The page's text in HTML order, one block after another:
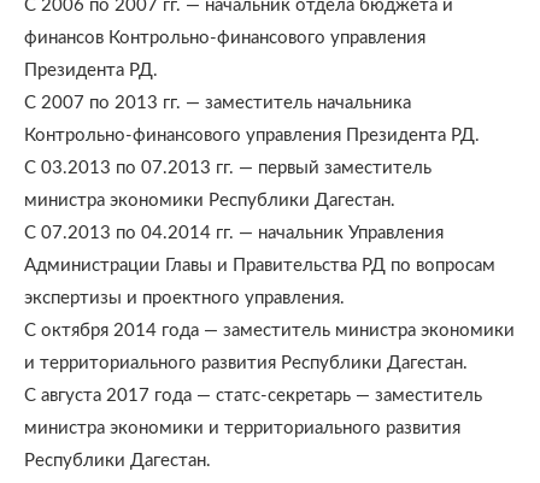
С 2006 по 2007 гг. — начальник отдела бюджета и
финансов Контрольно-финансового управления
Президента РД.
С 2007 по 2013 гг. — заместитель начальника
Контрольно-финансового управления Президента РД.
С 03.2013 по 07.2013 гг. — первый заместитель
министра экономики Республики Дагестан.
С 07.2013 по 04.2014 гг. — начальник Управления
Администрации Главы и Правительства РД по вопросам
экспертизы и проектного управления.
С октября 2014 года — заместитель министра экономики
и территориального развития Республики Дагестан.
С августа 2017 года — статс-секретарь — заместитель
министра экономики и территориального развития
Республики Дагестан.